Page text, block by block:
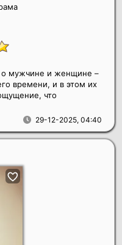
29-12-2025, 04:40
о мужчине и женщине –
времени, и в этом их
что